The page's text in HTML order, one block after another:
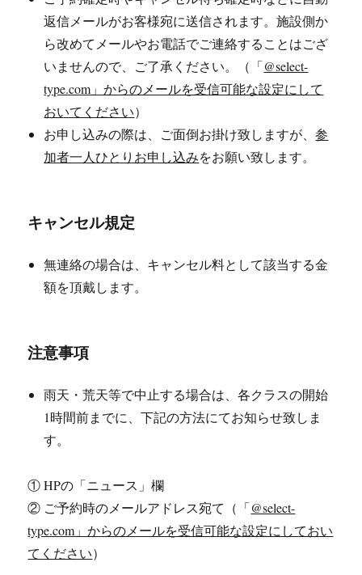
返信メールがお客様宛に送信されます。施設側か
ら改めてメールやお電話でご連絡することはござ
いませんので、ご了承ください。（「@select-
type.com」からのメールを受信可能な設定にして
おいてください）
お申し込みの際は、ご面倒お掛け致しますが、参
加者一人ひとりお申し込みをお願い致します。
キャンセル規定
無連絡の場合は、キャンセル料として該当する金
額を頂戴します。
注意事項
雨天・荒天等で中止する場合は、各クラスの開始
1時間前までに、下記の方法にてお知らせ致しま
す。
① HPの「ニュース」欄
② ご予約時のメールアドレス宛て（「@select-
type.com」からのメールを受信可能な設定にしておい
てください）